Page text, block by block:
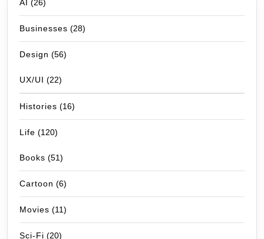
AI (26)
Businesses (28)
Design (56)
UX/UI (22)
Histories (16)
Life (120)
Books (51)
Cartoon (6)
Movies (11)
Sci-Fi (20)